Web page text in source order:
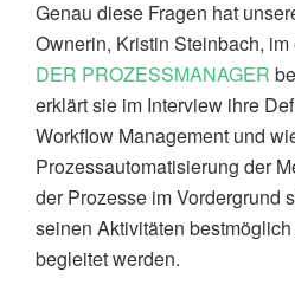
Genau diese Fragen hat
Ownerin, Kristin Steinbach,
DER PROZESSMANAGER
erklärt sie im Interview ihre
Workflow Management und
Prozessautomatisierung der
der Prozesse im Vordergrund
seinen Aktivitäten
begleitet werden.